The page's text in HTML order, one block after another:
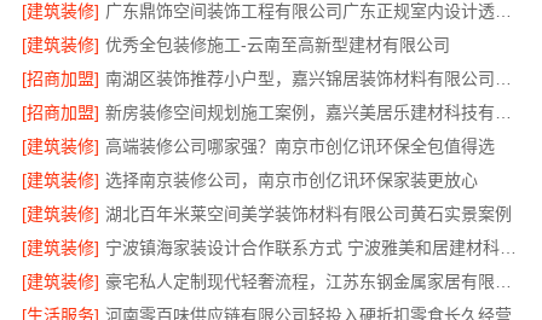
[建筑装修]
广东鼎饰空间装饰工程有限公司广东正规室内设计透明化施工
[建筑装修] 优秀全包装修施工-云南至高新型建材有限公司
[招商加盟]
[招商加盟]
[建筑装修] 高端装修公司哪家强？南京市创亿讯环保全包值得选
[建筑装修] 选择南京装修公司，南京市创亿讯环保家装更放心
[建筑装修] 湖北百年米莱空间美学装饰材料有限公司黄石实景案例
[建筑装修]
宁波镇海家装设计合作联系方式 宁波雅美和居建材科技有限公司
[建筑装修]
[生活服务] 河南零百味供应链有限公司轻投入硬折扣零食长久经营